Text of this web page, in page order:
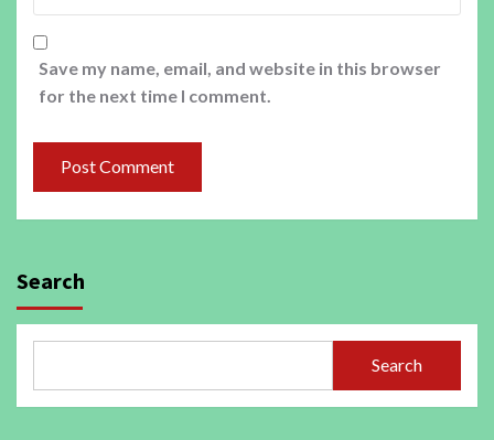
Save my name, email, and website in this browser
for the next time I comment.
Search
Search